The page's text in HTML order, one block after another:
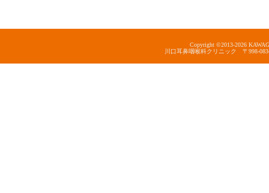
Copyright ©2013-2026
川口耳鼻咽喉科クリニック 〒998-